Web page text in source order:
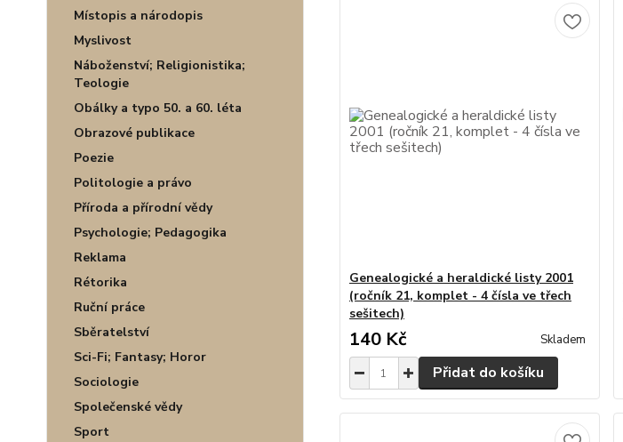
Místopis a národopis
Myslivost
Náboženství; Religionistika;
Teologie
Obálky a typo 50. a 60. léta
Obrazové publikace
Poezie
Politologie a právo
Příroda a přírodní vědy
Psychologie; Pedagogika
Reklama
Rétorika
Ruční práce
Sběratelství
Sci-Fi; Fantasy; Horor
Sociologie
Společenské vědy
Sport
Genealogické a heraldické listy 2001
(ročník 21, komplet - 4 čísla ve třech
sešitech)
140 Kč Skladem
Přidat do košíku